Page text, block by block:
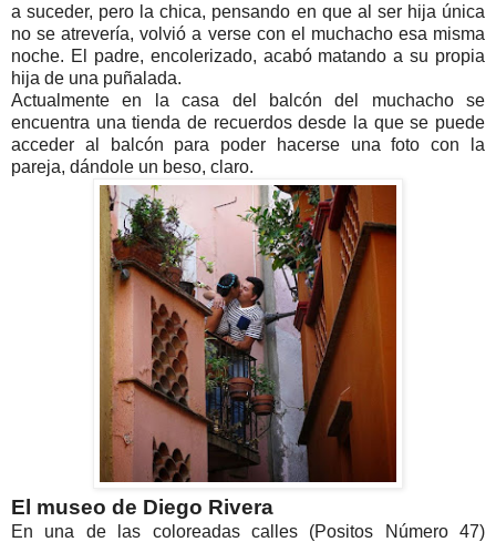
a suceder, pero la chica, pensando en que al ser hija única
no se atrevería, volvió a verse con el muchacho esa misma
noche. El padre, encolerizado, acabó matando a su propia
hija de una puñalada.
Actualmente en la casa del balcón del muchacho se
encuentra una tienda de recuerdos desde la que se puede
acceder al balcón para poder hacerse una foto con la
pareja, dándole un beso, claro.
El museo de Diego Rivera
En una de las coloreadas calles (Positos Número 47)